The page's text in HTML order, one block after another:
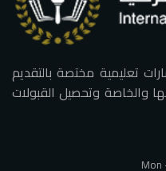
تعليمية مختصة بالتقديم
والخاصة وتحصيل القبولات
Mon